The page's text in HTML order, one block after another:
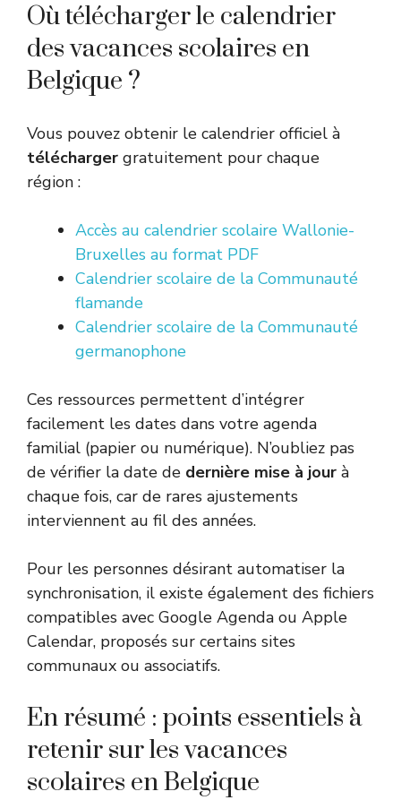
Où télécharger le calendrier
des vacances scolaires en
Belgique ?
Vous pouvez obtenir le calendrier officiel à
télécharger gratuitement pour chaque
région :
Accès au calendrier scolaire Wallonie-
Bruxelles au format PDF
Calendrier scolaire de la Communauté
flamande
Calendrier scolaire de la Communauté
germanophone
Ces ressources permettent d’intégrer
facilement les dates dans votre agenda
familial (papier ou numérique). N’oubliez pas
de vérifier la date de dernière mise à jour à
chaque fois, car de rares ajustements
interviennent au fil des années.
Pour les personnes désirant automatiser la
synchronisation, il existe également des fichiers
compatibles avec Google Agenda ou Apple
Calendar, proposés sur certains sites
communaux ou associatifs.
En résumé : points essentiels à
retenir sur les vacances
scolaires en Belgique